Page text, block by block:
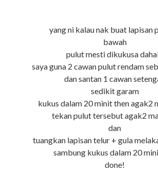
yang ni kalau nak buat lapisan
bawah
pulut mesti dikukusa
saya guna 2 cawan pulut rendam
dan santan 1 cawan
sedikit garam
kukus dalam 20 minit then agak2
tekan pulut tersebut agak2
dan
tuangkan lapisan telur + gula
sambung kukus dalam 20
done!